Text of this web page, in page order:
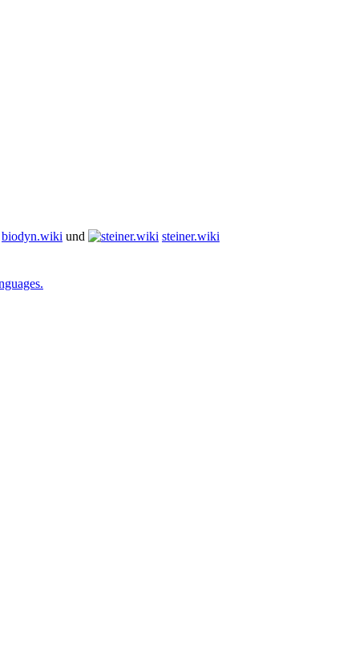
biodyn.wiki und steiner.wiki